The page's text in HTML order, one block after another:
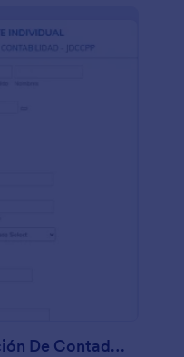
Formulario De Inscripción De Contadores